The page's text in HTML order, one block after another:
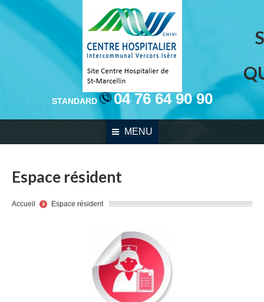
STANDARD 04 76 64 90 90
MENU
Espace résident
You are here:
Accueil Espace résident